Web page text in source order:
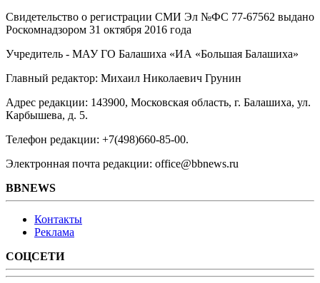
Свидетельство о регистрации СМИ Эл №ФС ‎77-67562 выдано
Роскомнадзором 31 октября 2016 года
Учредитель - МАУ ГО Балашиха «ИА «Большая Балашиха»
Главный редактор: Михаил Николаевич Грунин
Адрес редакции: 143900, Московская область, г. Балашиха, ул.
Карбышева, д. 5.
Телефон редакции: +7(498)660-85-00.
Электронная почта редакции: office@bbnews.ru
BBNEWS
Контакты
Реклама
СОЦСЕТИ